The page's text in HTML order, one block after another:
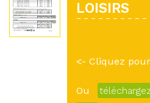
LOISIRS
<- Cliquez
Ou